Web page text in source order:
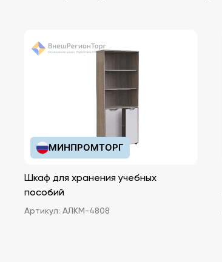
МИНПРОМТОРГ
Шкаф для хранения учебных
пособий
Артикул: АЛКМ-4808